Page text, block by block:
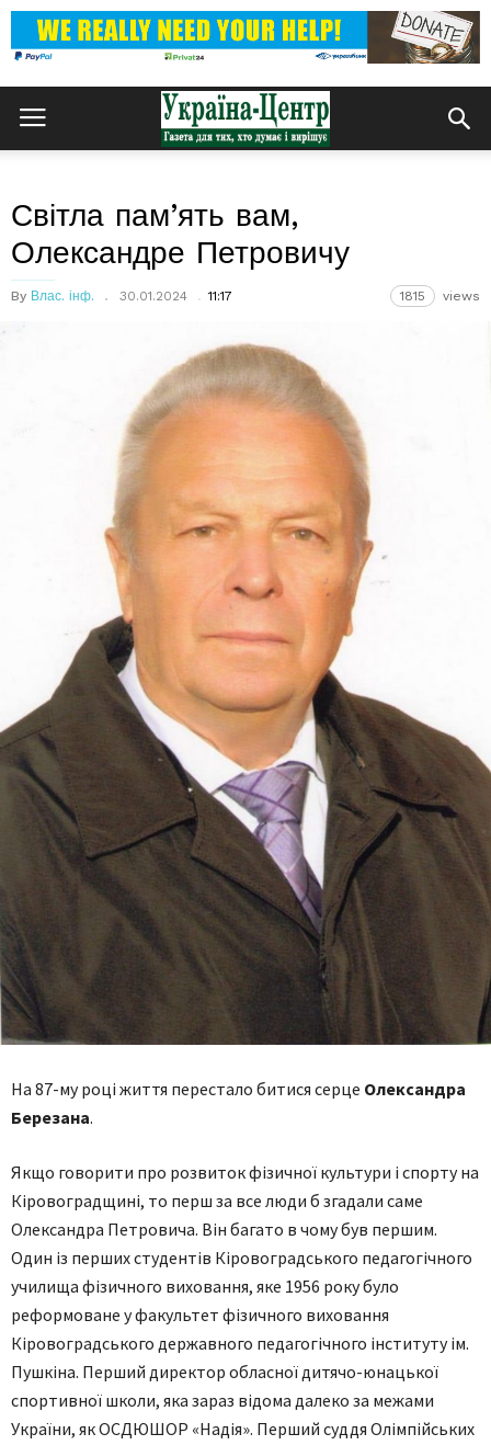
Світла пам’ять вам,
Олександре Петровичу
By Влас. інф. 30.01.2024 11:17 1815 views
На 87-му році життя перестало битися серце Олександра
Березана.
Якщо говорити про розвиток фізичної культури і спорту на
Кіровоградщині, то перш за все люди б згадали саме
Олександра Петровича. Він багато в чому був першим.
Один із перших студентів Кіровоградського педагогічного
училища фізичного виховання, яке 1956 року було
реформоване у факультет фізичного виховання
Кіровоградського державного педагогічного інституту ім.
Пушкіна. Перший директор обласної дитячо-юнацької
спортивної школи, яка зараз відома далеко за межами
України, як ОСДЮШОР «Надія». Перший суддя Олімпійських